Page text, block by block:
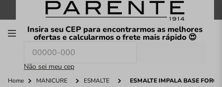
FRETE GRÁTIS nas compras a partir de R$199
Insira seu CEP para encontrarmos as melhores
ofertas e calcularmos o frete mais rápido 😍
Não sei meu cep
O que você procura hoje?
Home MANICURE ESMALTE ESMALTE IMPALA BASE